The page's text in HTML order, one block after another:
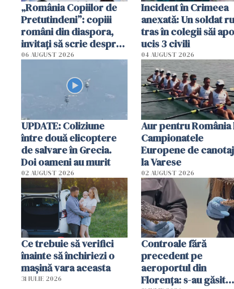
„România Copiilor de
Pretutindeni”: copiii
români din diaspora,
invitați să scrie despre
România într-un volum
06 AUGUST 2026
Incident în Crimeea
anexată: Un soldat
tras în colegii săi
ucis 3 civili
04 AUGUST 2026
UPDATE: Coliziune
între două elicoptere
de salvare în Grecia.
Doi oameni au murit
02 AUGUST 2026
Aur pentru România
Campionatele
Europene de
la Varese
02 AUGUST 2026
Ce trebuie să verifici
înainte să închiriezi o
mașină vara aceasta
31 IULIE 2026
Controale fără
precedent pe
aeroportul din
Florența: s-au găsit